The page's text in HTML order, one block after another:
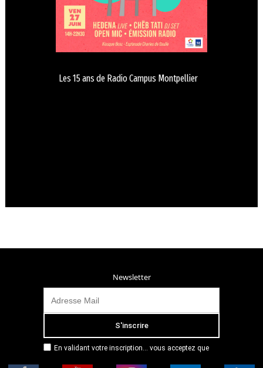
Les 15 ans de Radio Campus Montpellier
Newsletter
En validant votre inscription... vous acceptez que